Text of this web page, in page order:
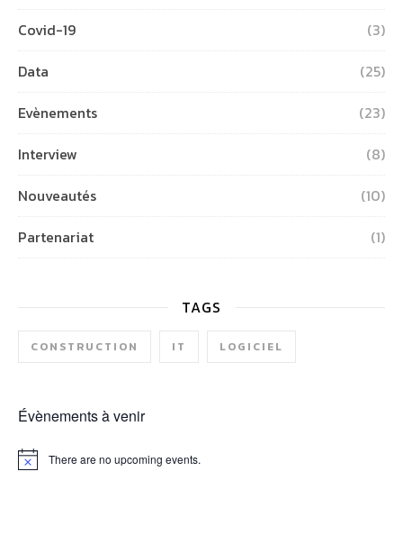
Covid-19
(3)
Data
(25)
Evènements
(23)
Interview
(8)
Nouveautés
(10)
Partenariat
(1)
TAGS
CONSTRUCTION IT LOGICIEL
Évènements à venir
Notice There are no upcoming events.